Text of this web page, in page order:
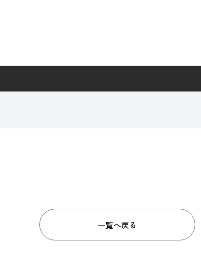
一覧へ戻る